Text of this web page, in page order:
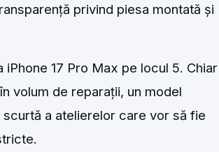
privind piesa montată și
17 Pro Max pe locul 5. Chiar
volum de reparații, un model
a atelierelor care vor să fie